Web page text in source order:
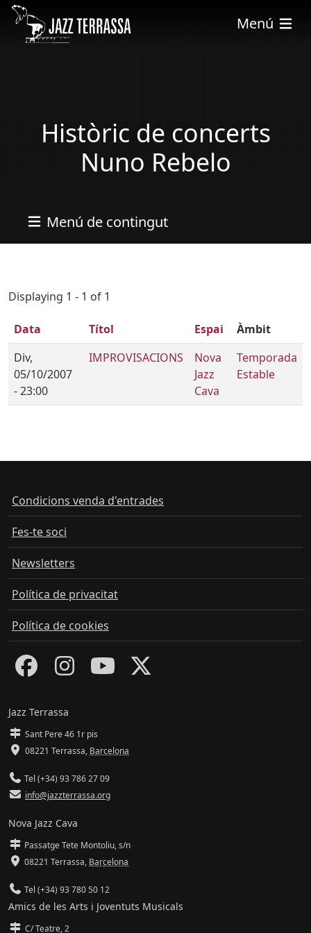
Vés al contingut
Menú
Històric de concerts
Nuno Rebelo
Menú de contingut
Displaying 1 - 1 of 1
Data Títol Espai
Àmbit
Div,
05/10/2007
- 23:00
IMPROVISACIONS
Nova
Jazz
Cava
Temporada
Estable
Condicions venda d'entrades
Fes-te soci
Newsletters
Política de privacitat
Política de cookies
Jazz Terrassa
Sant Pere 46 1r pis
08221 Terrassa, Barcelona
Tel (+34) 93 786 27 09
info@jazzterrassa.org
Nova Jazz Cava
Passatge Tete Montoliu, s/n
08221 Terrassa, Barcelona
Tel (+34) 93 780 50 12
Amics de les Arts i Joventuts Musicals
C/ Teatre, 2